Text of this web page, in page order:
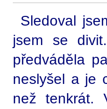
Sledoval
jsem se
předváděla
neslyšel a je
než tenkrát.